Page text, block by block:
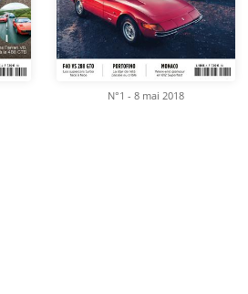
N°1 - 8 mai 2018